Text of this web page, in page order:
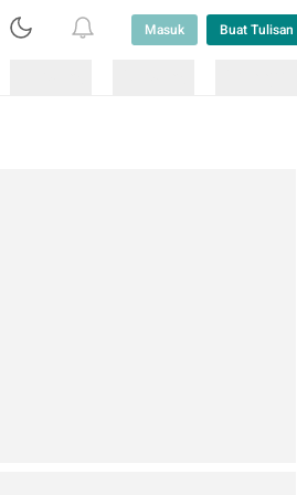
Masuk Buat Tulisan